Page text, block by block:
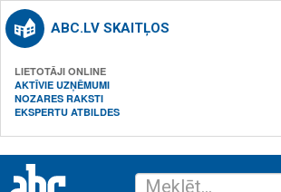
ABC.LV SKAITĻOS
LIETOTĀJI ONLINE
AKTĪVIE UZŅĒMUMI
NOZARES RAKSTI
EKSPERTU ATBILDES